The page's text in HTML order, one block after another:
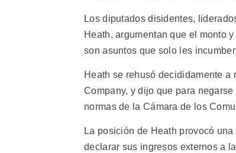
Los diputados disidentes,
Heath, argumentan que el monto
son asuntos que solo les
Heath se rehusó decididamente
Company, y dijo que para
normas de la Cámara de los
La posición de Heath provocó
declarar sus ingresos externos a